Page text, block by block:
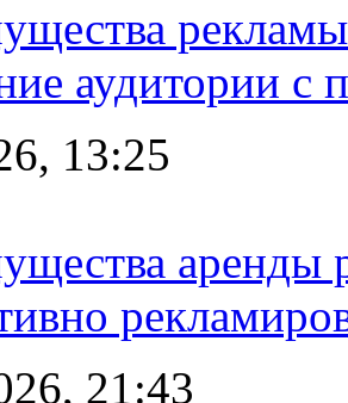
аудитории
13:25
аренды
21:43